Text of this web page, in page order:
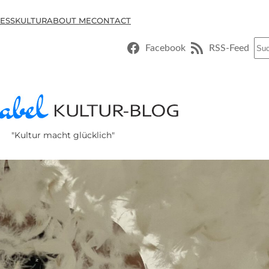
ESSKULTURABOUT MECONTACT
Facebook RSS-Feed
"Kultur macht glücklich"